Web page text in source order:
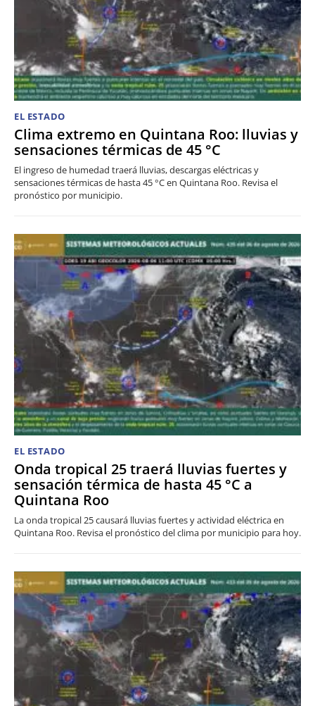
EL ESTADO
Clima extremo en Quintana Roo: lluvias y
sensaciones térmicas de 45 °C
El ingreso de humedad traerá lluvias, descargas eléctricas y
sensaciones térmicas de hasta 45 °C en Quintana Roo. Revisa el
pronóstico por municipio.
EL ESTADO
Onda tropical 25 traerá lluvias fuertes y
sensación térmica de hasta 45 °C a
Quintana Roo
La onda tropical 25 causará lluvias fuertes y actividad eléctrica en
Quintana Roo. Revisa el pronóstico del clima por municipio para hoy.